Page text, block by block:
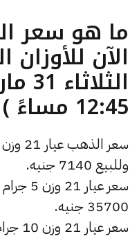
الآن
12:45 مساءً )
وللبيع 7140 جنيه.
35700 جنيه.